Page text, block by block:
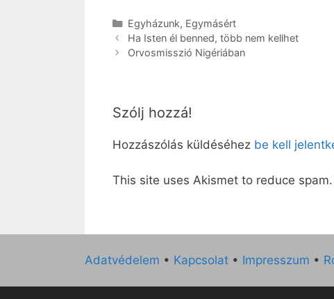
Kategória
Egyházunk, Egymásért
Ha Isten él benned, több nem kellhet
Orvosmisszió Nigériában
Szólj hozzá!
Hozzászólás küldéséhez be kell
This site uses Akismet to reduce spam.
Adatvédelem • Kapcsolat • Impresszum •